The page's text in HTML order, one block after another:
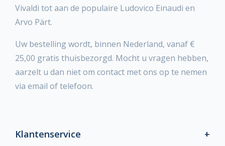
Vivaldi tot aan de populaire Ludovico Einaudi en
Arvo Pärt.
Uw bestelling wordt, binnen Nederland, vanaf €
25,00 gratis thuisbezorgd. Mocht u vragen hebben,
aarzelt u dan niet om contact met ons op te nemen
via email of telefoon.
Klantenservice